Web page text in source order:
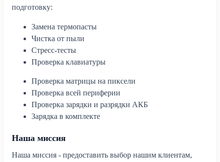
подготовку:
Замена термопасты
Чистка от пыли
Стресс-тесты
Проверка клавиатуры
Проверка матрицы на пиксели
Проверка всей периферии
Проверка зарядки и разрядки АКБ
Зарядка в комплекте
Наша миссия
Наша миссия - предоставить выбор нашим клиентам,